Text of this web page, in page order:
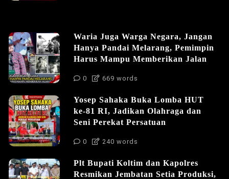
Waria Juga Warga Negara, Jangan
Hanya Pandai Melarang, Pemimpin
Harus Mampu Memberikan Jalan
0 669 words
Yosep Sahaka Buka Lomba HUT
ke-81 RI, Jadikan Olahraga dan
Seni Perekat Persatuan
0 240 words
Plt Bupati Koltim dan Kapolres
Resmikan Jembatan Setia Produksi,